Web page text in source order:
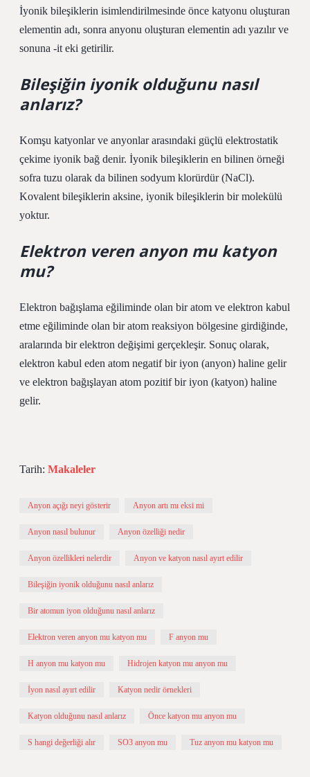
İyonik bileşiklerin isimlendirilmesinde önce katyonu oluşturan
elementin adı, sonra anyonu oluşturan elementin adı yazılır ve
sonuna -it eki getirilir.
Bileşiğin iyonik olduğunu nasıl
anlarız?
Komşu katyonlar ve anyonlar arasındaki güçlü elektrostatik
çekime iyonik bağ denir. İyonik bileşiklerin en bilinen örneği
sofra tuzu olarak da bilinen sodyum klorürdür (NaCl).
Kovalent bileşiklerin aksine, iyonik bileşiklerin bir molekülü
yoktur.
Elektron veren anyon mu katyon
mu?
Elektron bağışlama eğiliminde olan bir atom ve elektron kabul
etme eğiliminde olan bir atom reaksiyon bölgesine girdiğinde,
aralarında bir elektron değişimi gerçekleşir. Sonuç olarak,
elektron kabul eden atom negatif bir iyon (anyon) haline gelir
ve elektron bağışlayan atom pozitif bir iyon (katyon) haline
gelir.
Tarih: Makaleler
Anyon açığı neyi gösterir Anyon artı mı eksi mi
Anyon nasıl bulunur Anyon özelliği nedir
Anyon özellikleri nelerdir Anyon ve katyon nasıl ayırt edilir
Bileşiğin iyonik olduğunu nasıl anlarız
Bir atomun iyon olduğunu nasıl anlarız
Elektron veren anyon mu katyon mu F anyon mu
H anyon mu katyon mu Hidrojen katyon mu anyon mu
İyon nasıl ayırt edilir Katyon nedir örnekleri
Katyon olduğunu nasıl anlarız Önce katyon mu anyon mu
S hangi değerliği alır SO3 anyon mu Tuz anyon mu katyon mu